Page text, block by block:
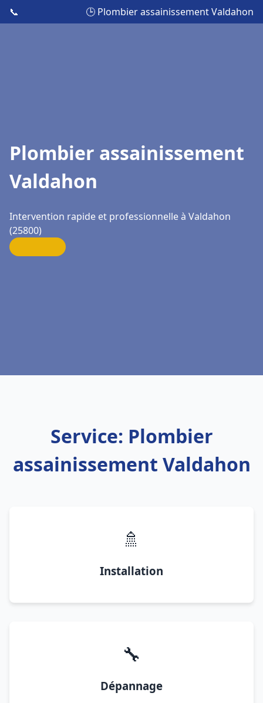
📞 🕒 Plombier assainissement Valdahon
Plombier assainissement
Valdahon
Intervention rapide et professionnelle à Valdahon
(25800)
Service: Plombier
assainissement Valdahon
🚿
Installation
🔧
Dépannage